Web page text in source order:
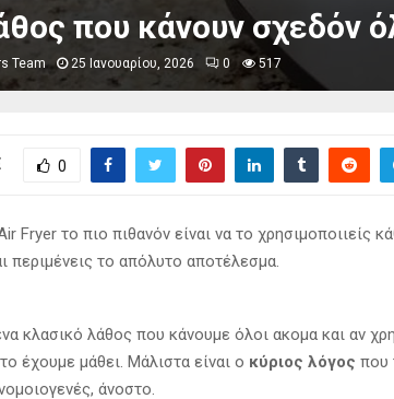
που κάνουν σχεδόν
Team 25 Ιανουαρίου, 2026 0 517
0
Fryer το πιο πιθανόν είναι να το χρησιμοποιιείς
περιμένεις το απόλυτο αποτέλεσμα.
κλασικό λάθος που κάνουμε όλοι ακομα και αν
έχουμε μάθει. Μάλιστα είναι ο κύριος λόγος που
άνοστο.